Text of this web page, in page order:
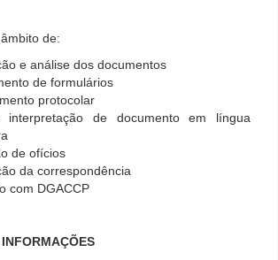
de:
e análise dos documentos
de formulários
protocolar
interpretação de documento em língua
de ofícios
da correspondência
com DGACCP